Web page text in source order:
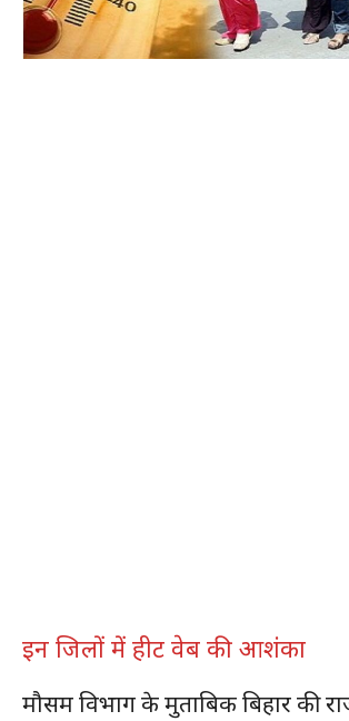
इन जिलों में हीट वेब की आशंका
मौसम विभाग के मुताबिक बिहार की